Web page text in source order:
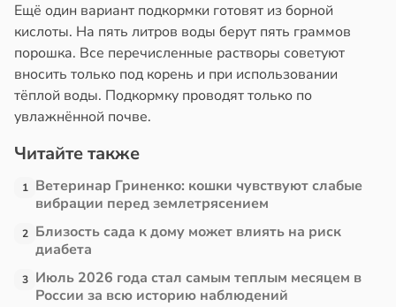
19:27
Ещё один вариант подкормки готовят из борной
кислоты. На пять литров воды берут пять граммов
порошка. Все перечисленные растворы советуют
вносить только под корень и при использовании
тёплой воды. Подкормку проводят только по
увлажнённой почве.
Читайте также
1 Ветеринар Гриненко: кошки чувствуют слабые
вибрации перед землетрясением
2 Близость сада к дому может влиять на риск
диабета
3 Июль 2026 года стал самым теплым месяцем в
России за всю историю наблюдений